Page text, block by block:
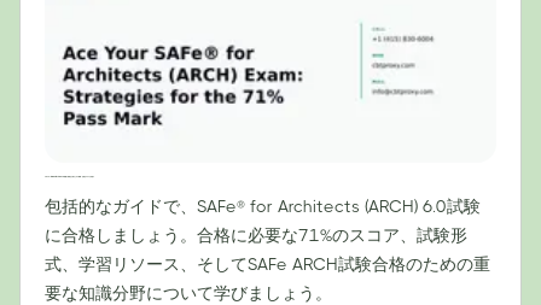
包括的なガイドで、SAFe® for Architects (ARCH) 6.0試験
に合格しましょう。合格に必要な71%のスコア、試験形
式、学習リソース、そしてSAFe ARCH試験合格のための重
要な知識分野について学びましょう。